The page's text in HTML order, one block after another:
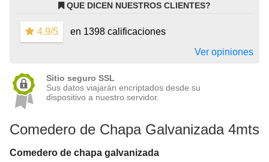
QUE DICEN NUESTROS CLIENTES?
4.9/5
en 1398 calificaciones
Ver opiniones
Sitio seguro SSL
Sus datos viajarán encriptados desde su
dispositivo a nuestro servidor.
Comedero de Chapa Galvanizada 4mts
Comedero de chapa galvanizada